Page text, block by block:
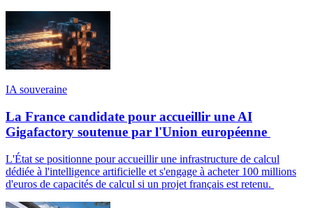
IA souveraine
La France candidate pour accueillir une AI
Gigafactory soutenue par l'Union européenne
L'État se positionne pour accueillir une infrastructure de calcul
dédiée à l'intelligence artificielle et s'engage à acheter 100 millions
d'euros de capacités de calcul si un projet français est retenu.